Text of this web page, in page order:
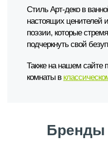
Стиль Арт-деко в
настоящих ценителей
поэзии, которые
подчеркнуть свой
Также на нашем сайте
комнаты в
Бренды